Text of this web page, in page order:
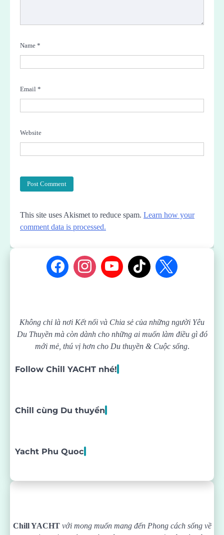
Name *
Email *
Website
This site uses Akismet to reduce spam. Learn how your
comment data is processed.
Không chỉ là nơi Kết nối và Chia sẻ của những người Yêu
Du Thuyền mà còn dành cho những ai muốn làm điều gì đó
mới mẻ, thú vị hơn cho Du thuyền & Cuộc sống.
Follow Chill YACHT nhé!
Chill cùng Du thuyền
Yacht Phu Quoc
Chill YACHTvới mong muốn mang đến Phong cách sống về